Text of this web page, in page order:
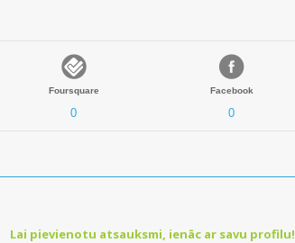
Foursquare
0
Facebook
0
Lai pievienotu atsauksmi, ienāc ar savu profilu!